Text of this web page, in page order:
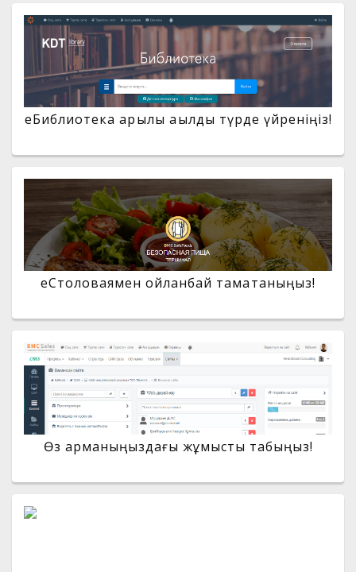
eБиблиотека арқылы ақылды түрде үйреніңіз!
еСтоловаямен ойланбай тамақтаныңыз!
Өз арманыңыздағы жұмысты табыңыз!